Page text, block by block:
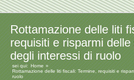
Rottamazione delle liti
requisiti e risparmi
degli interessi di ruolo
sei qui:
Home
Rottamazione delle liti fiscali: Termine, requisiti e
ruolo